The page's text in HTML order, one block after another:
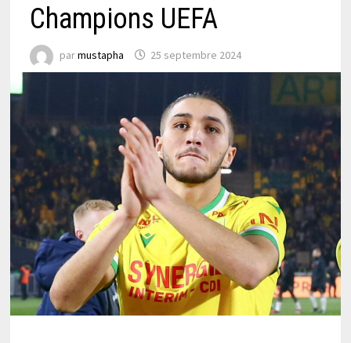
Champions UEFA
parmustapha 25 septembre 2024